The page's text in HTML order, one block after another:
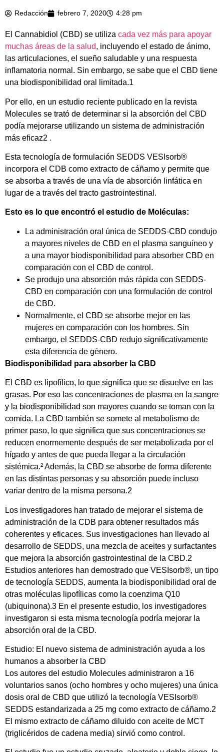
Redacción febrero 7, 2020 4:28 pm
El Cannabidiol (CBD) se utiliza cada vez más para apoyar
muchas áreas de la salud, incluyendo el estado de ánimo,
las articulaciones, el sueño saludable y una respuesta
inflamatoria normal. Sin embargo, se sabe que el CBD tiene
una biodisponibilidad oral limitada.1
Por ello, en un estudio reciente publicado en la revista
Molecules se trató de determinar si la absorción del CBD
podía mejorarse utilizando un sistema de administración
más eficaz2 .
Esta tecnología de formulación SEDDS VESIsorb®
incorpora el CDB como extracto de cáñamo y permite que
se absorba a través de una vía de absorción linfática en
lugar de a través del tracto gastrointestinal.
Esto es lo que encontró el estudio de Moléculas:
La administración oral única de SEDDS-CBD condujo
a mayores niveles de CBD en el plasma sanguíneo y
a una mayor biodisponibilidad para absorber CBD en
comparación con el CBD de control.
Se produjo una absorción más rápida con SEDDS-
CBD en comparación con una formulación de control
de CBD.
Normalmente, el CBD se absorbe mejor en las
mujeres en comparación con los hombres. Sin
embargo, el SEDDS-CBD redujo significativamente
esta diferencia de género.
Biodisponibilidad para absorber la CBD
El CBD es lipofílico, lo que significa que se disuelve en las
grasas. Por eso las concentraciones de plasma en la sangre
y la biodisponibilidad son mayores cuando se toman con la
comida. La CBD también se somete al metabolismo de
primer paso, lo que significa que sus concentraciones se
reducen enormemente después de ser metabolizada por el
hígado y antes de que pueda llegar a la circulación
sistémica.² Además, la CBD se absorbe de forma diferente
en las distintas personas y su absorción puede incluso
variar dentro de la misma persona.2
Los investigadores han tratado de mejorar el sistema de
administración de la CDB para obtener resultados más
coherentes y eficaces. Sus investigaciones han llevado al
desarrollo de SEDDS, una mezcla de aceites y surfactantes
que mejora la absorción gastrointestinal de la CBD.2
Estudios anteriores han demostrado que VESIsorb®, un tipo
de tecnología SEDDS, aumenta la biodisponibilidad oral de
otras moléculas lipofílicas como la coenzima Q10
(ubiquinona).3 En el presente estudio, los investigadores
investigaron si esta misma tecnología podría mejorar la
absorción oral de la CBD.
Estudio: El nuevo sistema de administración ayuda a los
humanos a absorber la CBD
Los autores del estudio Molecules administraron a 16
voluntarios sanos (ocho hombres y ocho mujeres) una única
dosis oral de CBD que utilizó la tecnología VESIsorb®
SEDDS estandarizada a 25 mg como extracto de cáñamo.2
El mismo extracto de cáñamo diluido con aceite de MCT
(triglicéridos de cadena media) sirvió como control.